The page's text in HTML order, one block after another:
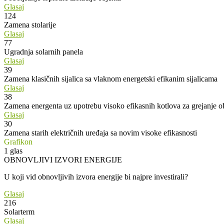
Glasaj
124
Zamena stolarije
Glasaj
77
Ugradnja solarnih panela
Glasaj
39
Zamena klasičnih sijalica sa vlaknom energetski efikanim sijalicama
Glasaj
38
Zamena energenta uz upotrebu visoko efikasnih kotlova za grejanje
Glasaj
30
Zamena starih električnih uređaja sa novim visoke efikasnosti
Grafikon
1 glas
OBNOVLJIVI IZVORI ENERGIJE
U koji vid obnovljivih izvora energije bi najpre investirali?
Glasaj
216
Solarterm
Glasaj